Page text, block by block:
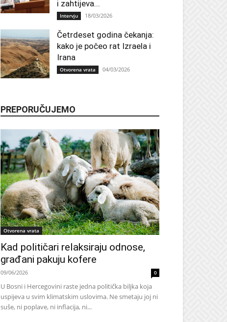
i zahtijeva...
Intervju 18/03/2026
Četrdeset godina čekanja:
kako je počeo rat Izraela i
Irana
Otvorena vrata 04/03/2026
PREPORUČUJEMO
Otvorena vrata
Kad političari relaksiraju odnose,
građani pakuju kofere
09/06/2026 0
U Bosni i Hercegovini raste jedna politička biljka koja
uspijeva u svim klimatskim uslovima. Ne smetaju joj ni
suše, ni poplave, ni inflacija, ni...